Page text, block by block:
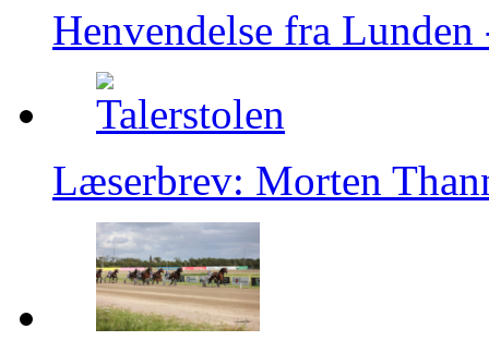
Henvendelse fra
Læserbrev: Morten